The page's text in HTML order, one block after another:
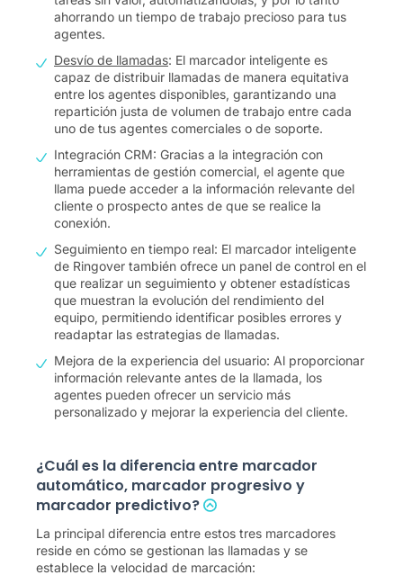
ahorrando un tiempo de trabajo precioso para tus
agentes.
Desvío de llamadas: El marcador inteligente es
capaz de distribuir llamadas de manera equitativa
entre los agentes disponibles, garantizando una
repartición justa de volumen de trabajo entre cada
uno de tus agentes comerciales o de soporte.
Integración CRM: Gracias a la integración con
herramientas de gestión comercial, el agente que
llama puede acceder a la información relevante del
cliente o prospecto antes de que se realice la
conexión.
Seguimiento en tiempo real: El marcador inteligente
de Ringover también ofrece un panel de control en el
que realizar un seguimiento y obtener estadísticas
que muestran la evolución del rendimiento del
equipo, permitiendo identificar posibles errores y
readaptar las estrategias de llamadas.
Mejora de la experiencia del usuario: Al proporcionar
información relevante antes de la llamada, los
agentes pueden ofrecer un servicio más
personalizado y mejorar la experiencia del cliente.
¿Cuál es la diferencia entre marcador
automático, marcador progresivo y
marcador predictivo?
La principal diferencia entre estos tres marcadores
reside en cómo se gestionan las llamadas y se
establece la velocidad de marcación: